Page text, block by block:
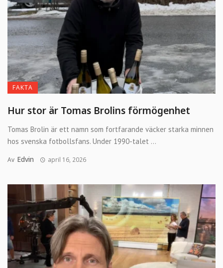
FAKTA
Hur stor är Tomas Brolins förmögenhet
Tomas Brolin är ett namn som fortfarande väcker starka minnen
hos svenska fotbollsfans. Under 1990-talet ...
Av Edvin april 16, 2026